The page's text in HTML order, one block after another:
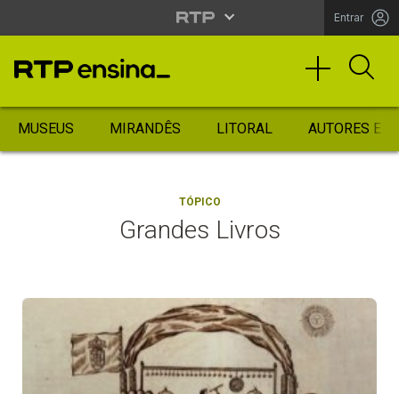
Entrar
MUSEUS MIRANDÊS LITORAL AUTORES
TÓPICO
Grandes Livros